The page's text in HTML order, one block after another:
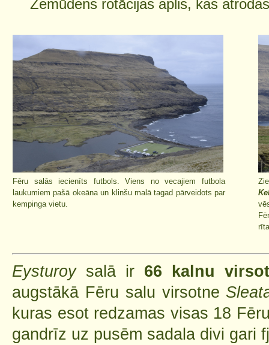
Zemūdens rotācijas aplis, kas
Fēru salās iecienīts futbols. Viens no vecajiem futbola
laukumiem pašā okeāna un klinšu malā tagad pārveidots par
kempinga vietu.
Eysturoy salā ir 66 kalnu
augstākā Fēru salu virsotne
kuras esot redzamas visas 18
gandrīz uz pusēm sadala divi gari